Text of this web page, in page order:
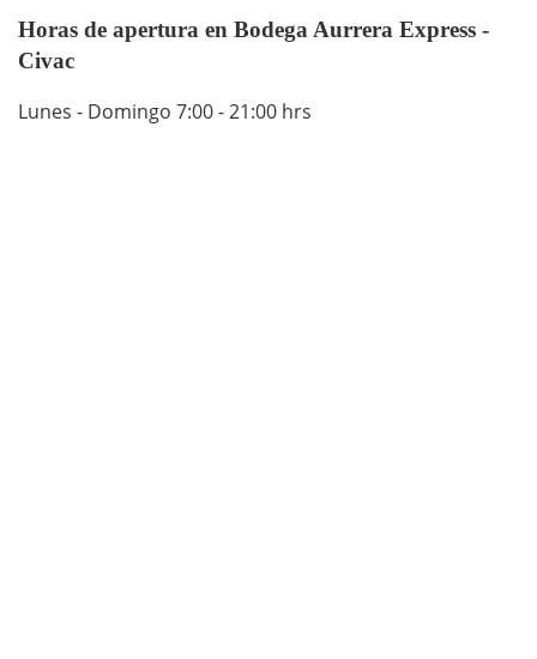
Horas de apertura en Bodega Aurrera Express -
Civac
Lunes - Domingo 7:00 - 21:00 hrs